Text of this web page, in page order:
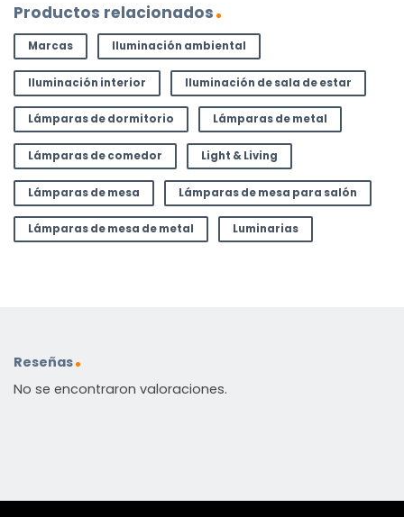
Productos relacionados
Marcas Iluminación ambiental
Iluminación interior Iluminación de sala de estar
Lámparas de dormitorio Lámparas de metal
Lámparas de comedor Light & Living
Lámparas de mesa Lámparas de mesa para salón
Lámparas de mesa de metal Luminarias
Reseñas
No se encontraron valoraciones.